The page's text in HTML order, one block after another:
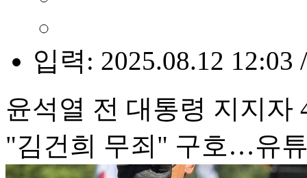
입력: 2025.08.12 12:03
윤석열 전 대통령 지지자
"김건희 무죄" 구호…유